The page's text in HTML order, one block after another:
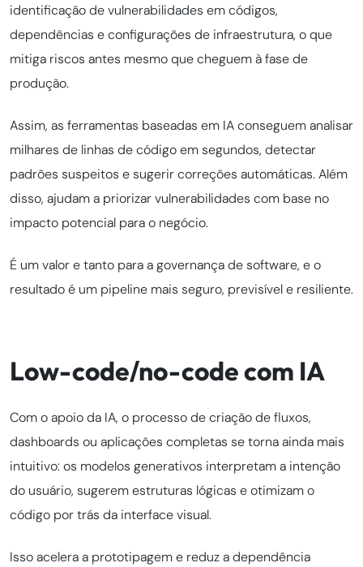
identificação de vulnerabilidades em códigos,
dependências e configurações de infraestrutura, o que
mitiga riscos antes mesmo que cheguem à fase de
produção.
Assim, as ferramentas baseadas em IA conseguem analisar
milhares de linhas de código em segundos, detectar
padrões suspeitos e sugerir correções automáticas. Além
disso, ajudam a priorizar vulnerabilidades com base no
impacto potencial para o negócio.
É um valor e tanto para a governança de software, e o
resultado é um pipeline mais seguro, previsível e resiliente.
Low-code/no-code com IA
Com o apoio da IA, o processo de criação de fluxos,
dashboards ou aplicações completas se torna ainda mais
intuitivo: os modelos generativos interpretam a intenção
do usuário, sugerem estruturas lógicas e otimizam o
código por trás da interface visual.
Isso acelera a prototipagem e reduz a dependência